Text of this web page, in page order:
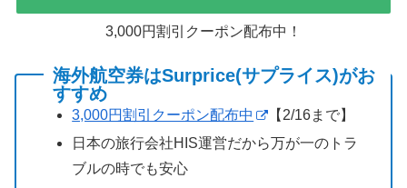
3,000円割引クーポン配布中！
海外航空券はSurprice(サプライス)がお
すすめ
3,000円割引クーポン配布中
【2/16まで】
日本の旅行会社HIS運営だから万が一のトラ
ブルの時でも安心